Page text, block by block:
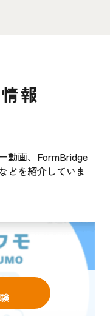
報
動画、FormBridge
どを紹介していま